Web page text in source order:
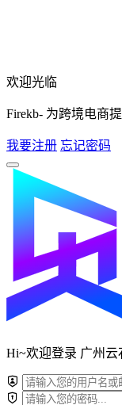
欢迎光临
Firekb- 为跨境电商
我要注册 忘记密码
Hi~欢迎登录 广州云